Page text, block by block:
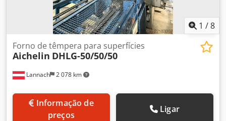
1 /8
Lannach 2 078 km
Forno de têmpera para superfícies
Aichelin DHLG-50/50/50
preços
Ligar